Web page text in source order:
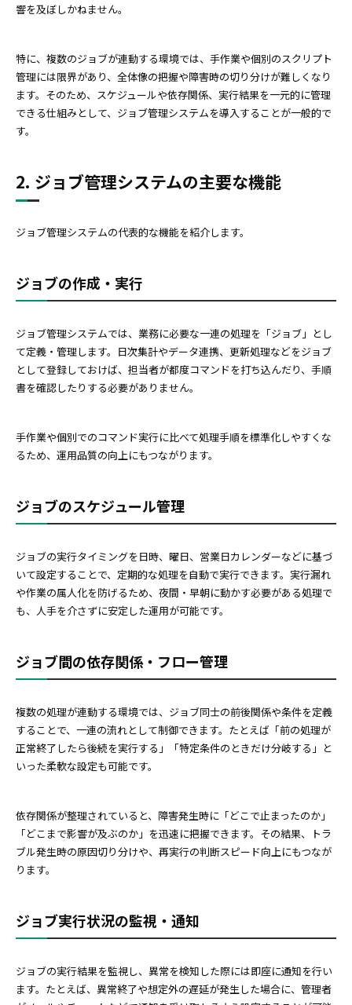
響を及ぼしかねません。
特に、複数のジョブが連動する環境では、手作業や個別のスクリプト
管理には限界があり、全体像の把握や障害時の切り分けが難しくなり
ます。そのため、スケジュールや依存関係、実行結果を一元的に管理
できる仕組みとして、ジョブ管理システムを導入することが一般的で
す。
2. ジョブ管理システムの主要な機能
ジョブ管理システムの代表的な機能を紹介します。
ジョブの作成・実行
ジョブ管理システムでは、業務に必要な一連の処理を「ジョブ」とし
て定義・管理します。日次集計やデータ連携、更新処理などをジョブ
として登録しておけば、担当者が都度コマンドを打ち込んだり、手順
書を確認したりする必要がありません。
手作業や個別でのコマンド実行に比べて処理手順を標準化しやすくな
るため、運用品質の向上にもつながります。
ジョブのスケジュール管理
ジョブの実行タイミングを日時、曜日、営業日カレンダーなどに基づ
いて設定することで、定期的な処理を自動で実行できます。実行漏れ
や作業の属人化を防げるため、夜間・早朝に動かす必要がある処理で
も、人手を介さずに安定した運用が可能です。
ジョブ間の依存関係・フロー管理
複数の処理が連動する環境では、ジョブ同士の前後関係や条件を定義
することで、一連の流れとして制御できます。たとえば「前の処理が
正常終了したら後続を実行する」「特定条件のときだけ分岐する」と
いった柔軟な設定も可能です。
依存関係が整理されていると、障害発生時に「どこで止まったのか」
「どこまで影響が及ぶのか」を迅速に把握できます。その結果、トラ
ブル発生時の原因切り分けや、再実行の判断スピード向上にもつなが
ります。
ジョブ実行状況の監視・通知
ジョブの実行結果を監視し、異常を検知した際には即座に通知を行い
ます。たとえば、異常終了や想定外の遅延が発生した場合に、管理者